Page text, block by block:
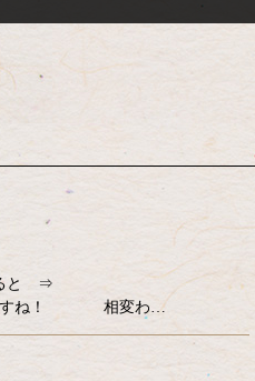
ると ⇒
OKですね！ 相変わ…